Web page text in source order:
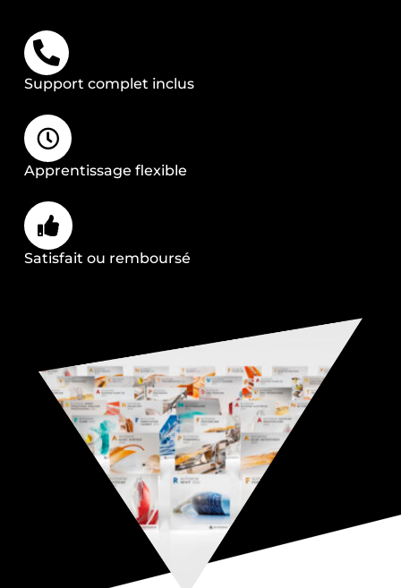
Support complet inclus
Apprentissage flexible
Satisfait ou remboursé